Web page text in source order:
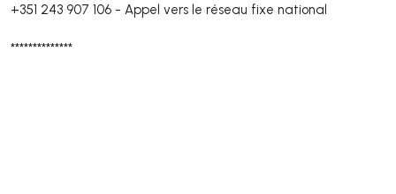
+351 243 907 106 - Appel vers le réseau fixe national
**************